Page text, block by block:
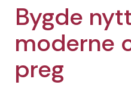
Bygde
moderne
preg